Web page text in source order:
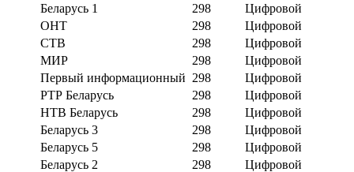
Беларусь 1
298
Цифровой
ОНТ
298
Цифровой
СТВ
298
Цифровой
МИР
298
Цифровой
Первый информационный 298
Цифровой
РТР Беларусь
298
Цифровой
НТВ Беларусь
298
Цифровой
Беларусь 3
298
Цифровой
Беларусь 5
298
Цифровой
Беларусь 2
298
Цифровой